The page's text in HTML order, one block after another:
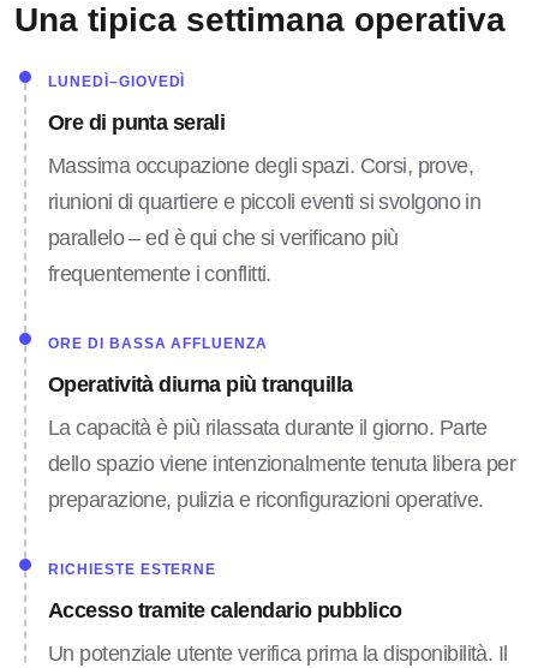
Una tipica settimana operativa
LUNEDÌ–GIOVEDÌ
Ore di punta serali
Massima occupazione degli spazi. Corsi, prove,
riunioni di quartiere e piccoli eventi si svolgono in
parallelo – ed è qui che si verificano più
frequentemente i conflitti.
ORE DI BASSA AFFLUENZA
Operatività diurna più tranquilla
La capacità è più rilassata durante il giorno. Parte
dello spazio viene intenzionalmente tenuta libera per
preparazione, pulizia e riconfigurazioni operative.
RICHIESTE ESTERNE
Accesso tramite calendario pubblico
Un potenziale utente verifica prima la disponibilità. Il